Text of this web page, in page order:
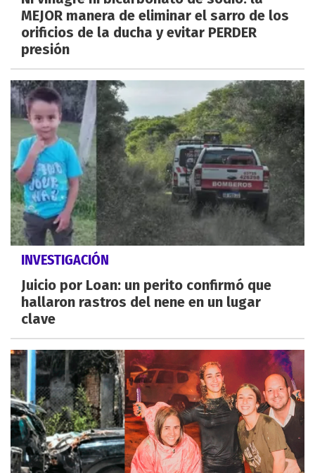
MEJOR manera de eliminar el sarro de los
orificios de la ducha y evitar PERDER
presión
INVESTIGACIÓN
Juicio por Loan: un perito confirmó que
hallaron rastros del nene en un lugar
clave